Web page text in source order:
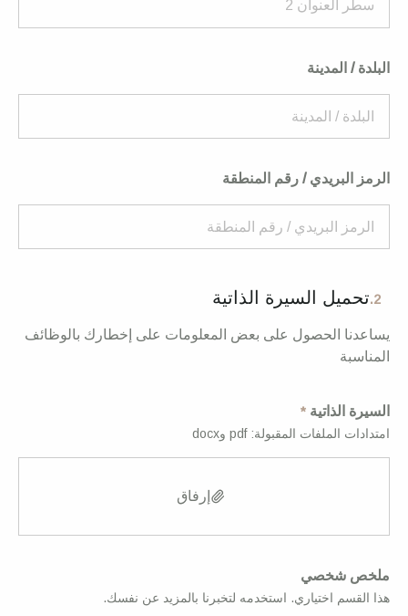
البلدة / المدينة
الرمز البريدي / رقم المنطقة
2. تحميل السيرة الذاتية
يساعدنا الحصول على بعض المعلومات على إخطارك بالوظائف
المناسبة
السيرة الذاتية
امتدادات الملفات المقبولة: pdf وdocx
إرفاق
ملخص شخصي
هذا القسم اختياري. استخدمه لتخبرنا بالمزيد عن نفسك.